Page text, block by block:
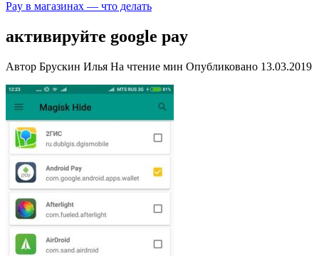
Pay в магазинах — что делать
активируйте google pay
Автор Брускин Илья На чтение мин Опубликовано 13.03.2019